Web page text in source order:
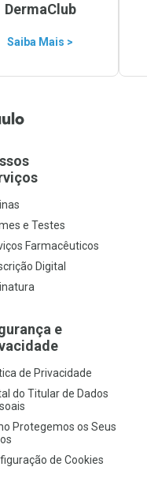
DermaClub
Saiba Mais >
e Testes
Farmacêuticos
Digital
e
de Privacidade
do Titular de Dados
Protegemos os Seus
de Cookies